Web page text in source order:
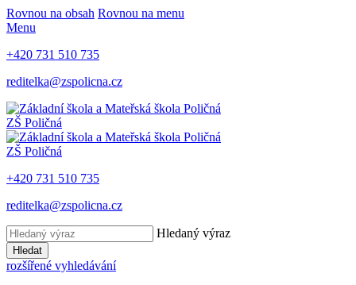
Rovnou na obsah Rovnou na menu
Menu
+420 731 510 735
reditelka@zspolicna.cz
ZŠ Poličná
ZŠ Poličná
+420 731 510 735
reditelka@zspolicna.cz
Hledaný výraz
Hledat
rozšířené vyhledávání